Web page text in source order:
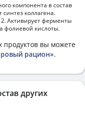
компонента в состав
коллагена.
Активирует ферменты
фолиевой кислоты.
вы можете
рацион».
других